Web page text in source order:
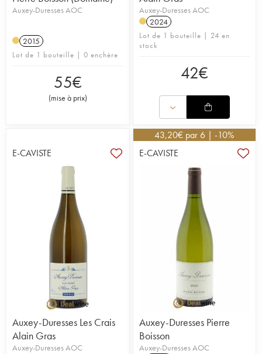
Auxey-Duresses AOC
2015
Lot de 1 bouteille | 0 enchère
55€
(mise à prix)
Auxey-Duresses AOC
2024
Lot de 1 bouteille | 24 en
stock
42€
E-CAVISTE
Auxey-Duresses Les Crais
Alain Gras
Auxey-Duresses AOC
43,20€ par 6 | -10%
E-CAVISTE
Auxey-Duresses Pierre
Boisson
Auxey-Duresses AOC